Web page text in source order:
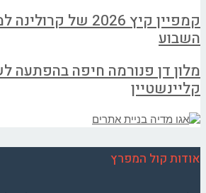
קמפיין קיץ 2026 של
השבוע
מלון דן פנורמה חיפה בהפתעה
קליינשטיין
אודות קול המפרץ